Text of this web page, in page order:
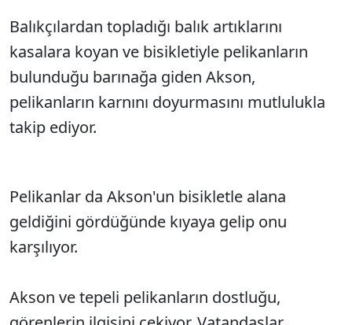
Balıkçılardan topladığı balık artıklarını
kasalara koyan ve bisikletiyle pelikanların
bulunduğu barınağa giden Akson,
pelikanların karnını doyurmasını mutlulukla
takip ediyor.
Pelikanlar da Akson'un bisikletle alana
geldiğini gördüğünde kıyaya gelip onu
karşılıyor.
Akson ve tepeli pelikanların dostluğu,